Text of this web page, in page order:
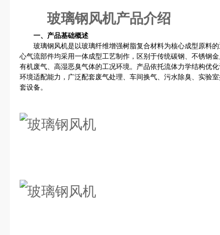
玻璃钢风机产品介绍
一、产品基础概述
玻璃钢风机是以玻璃纤维增强树脂复合材料为核心成型原料的
心气流部件均采用一体成型工艺制作，区别于传统碳钢、不锈钢
有机废气、高湿恶臭气体的工况环境。产品依托流体力学结构优
环境适配能力，广泛配套废气处理、车间换气、污水除臭、实验
套设备。